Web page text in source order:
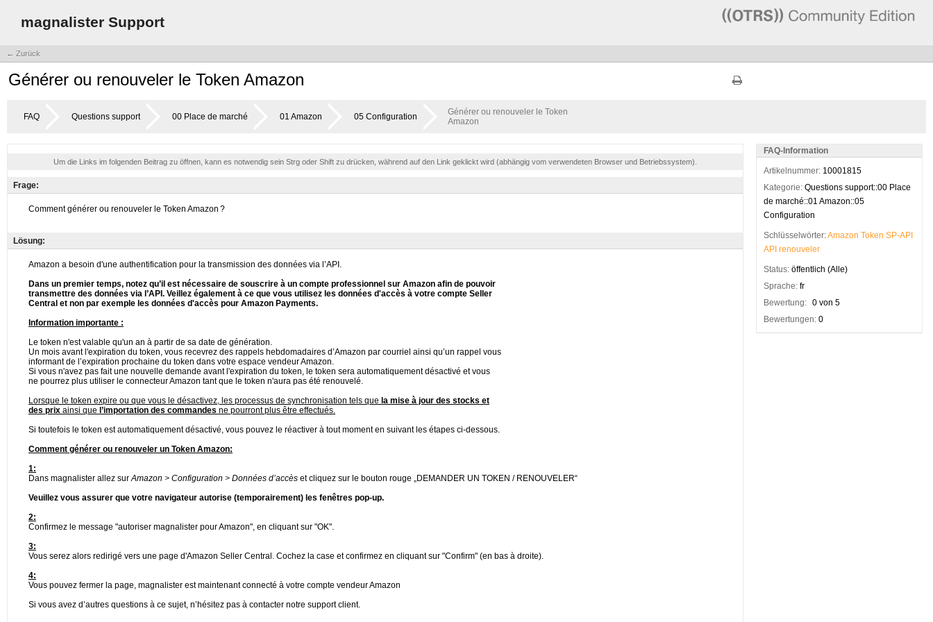
magnalister Support
← Zurück
Générer ou renouveler le Token Amazon
FAQ Questions support 00 Place de marché 01 Amazon 05 Configuration
Générer ou renouveler le Token
Amazon
Um die Links im folgenden Beitrag zu öffnen, kann es notwendig sein Strg oder Shift zu drücken, während auf den Link geklickt wird (abhängig vom verwendeten Browser und Betriebssystem).
Frage:
Lösung:
FAQ-Information
Artikelnummer: 10001815
Kategorie: Questions support::00 Place
de marché::01 Amazon::05
Configuration
Schlüsselwörter:Amazon Token SP-API
API renouveler
Status: öffentlich (Alle)
Sprache: fr
Bewertung: 0 von 5
Bewertungen: 0